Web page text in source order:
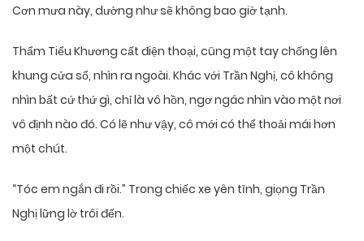
Cơn mưa này, dường như sẽ không bao giờ tạnh.
Thẩm Tiểu Khương cất điện thoại, cũng một tay chống lên
khung cửa sổ, nhìn ra ngoài. Khác với Trần Nghị, cô không
nhìn bất cứ thứ gì, chỉ là vô hồn, ngơ ngác nhìn vào một nơi
vô định nào đó. Có lẽ như vậy, cô mới có thể thoải mái hơn
một chút.
“Tóc em ngắn đi rồi.” Trong chiếc xe yên tĩnh, giọng Trần
Nghị lững lờ trôi đến.